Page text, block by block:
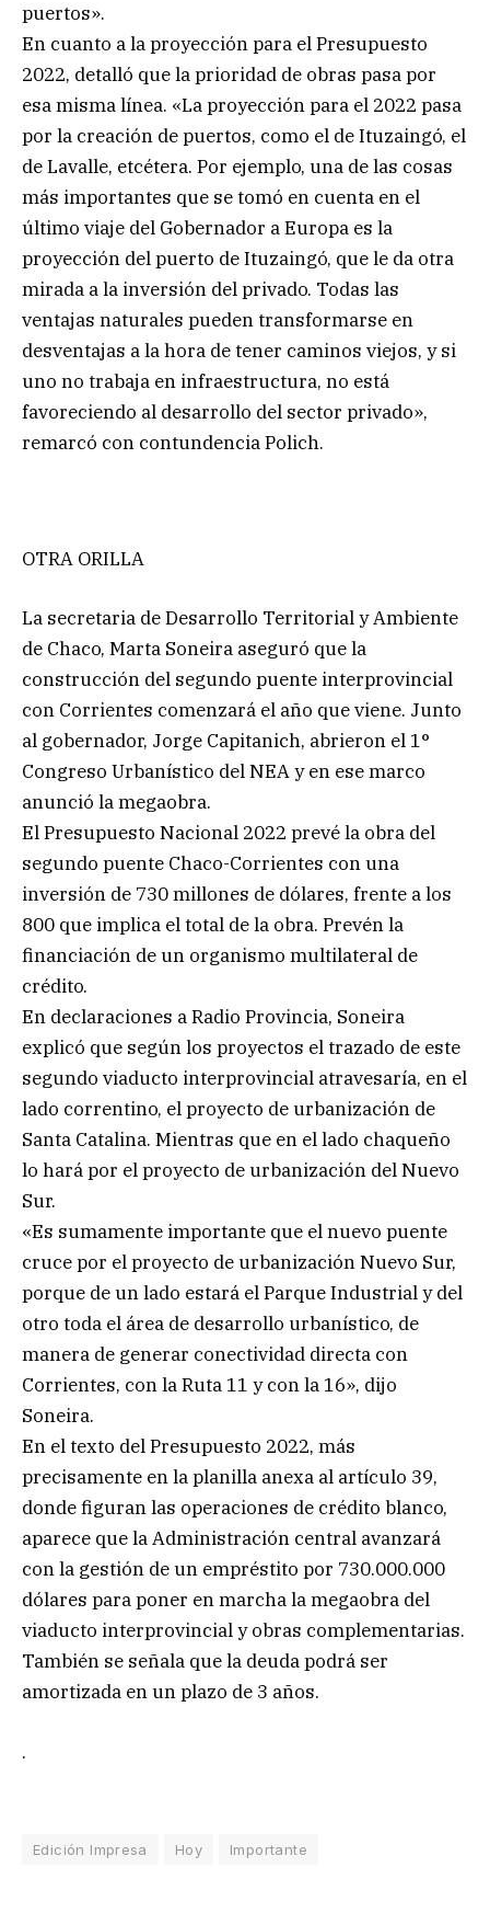
puertos».
En cuanto a la proyección para el Presupuesto
2022, detalló que la prioridad de obras pasa por
esa misma línea. «La proyección para el 2022 pasa
por la creación de puertos, como el de Ituzaingó, el
de Lavalle, etcétera. Por ejemplo, una de las cosas
más importantes que se tomó en cuenta en el
último viaje del Gobernador a Europa es la
proyección del puerto de Ituzaingó, que le da otra
mirada a la inversión del privado. Todas las
ventajas naturales pueden transformarse en
desventajas a la hora de tener caminos viejos, y si
uno no trabaja en infraestructura, no está
favoreciendo al desarrollo del sector privado»,
remarcó con contundencia Polich.
OTRA ORILLA
La secretaria de Desarrollo Territorial y Ambiente
de Chaco, Marta Soneira aseguró que la
construcción del segundo puente interprovincial
con Corrientes comenzará el año que viene. Junto
al gobernador, Jorge Capitanich, abrieron el 1°
Congreso Urbanístico del NEA y en ese marco
anunció la megaobra.
El Presupuesto Nacional 2022 prevé la obra del
segundo puente Chaco-Corrientes con una
inversión de 730 millones de dólares, frente a los
800 que implica el total de la obra. Prevén la
financiación de un organismo multilateral de
crédito.
En declaraciones a Radio Provincia, Soneira
explicó que según los proyectos el trazado de este
segundo viaducto interprovincial atravesaría, en el
lado correntino, el proyecto de urbanización de
Santa Catalina. Mientras que en el lado chaqueño
lo hará por el proyecto de urbanización del Nuevo
Sur.
«Es sumamente importante que el nuevo puente
cruce por el proyecto de urbanización Nuevo Sur,
porque de un lado estará el Parque Industrial y del
otro toda el área de desarrollo urbanístico, de
manera de generar conectividad directa con
Corrientes, con la Ruta 11 y con la 16», dijo
Soneira.
En el texto del Presupuesto 2022, más
precisamente en la planilla anexa al artículo 39,
donde figuran las operaciones de crédito blanco,
aparece que la Administración central avanzará
con la gestión de un empréstito por 730.000.000
dólares para poner en marcha la megaobra del
viaducto interprovincial y obras complementarias.
También se señala que la deuda podrá ser
amortizada en un plazo de 3 años.
.
Edición Impresa Hoy Importante